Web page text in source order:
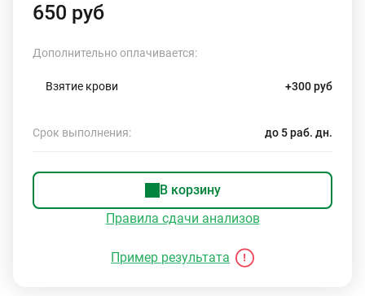
650 руб
Дополнительно оплачивается:
Взятие крови +300 руб
Срок выполнения: до 5 раб. дн.
В корзину
Правила сдачи анализов
Пример результата